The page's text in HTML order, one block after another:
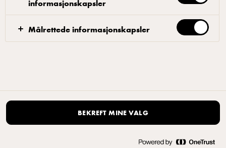
informasjonskapsler
Målrettede informasjonskapsler
BEKREFT MINE VALG